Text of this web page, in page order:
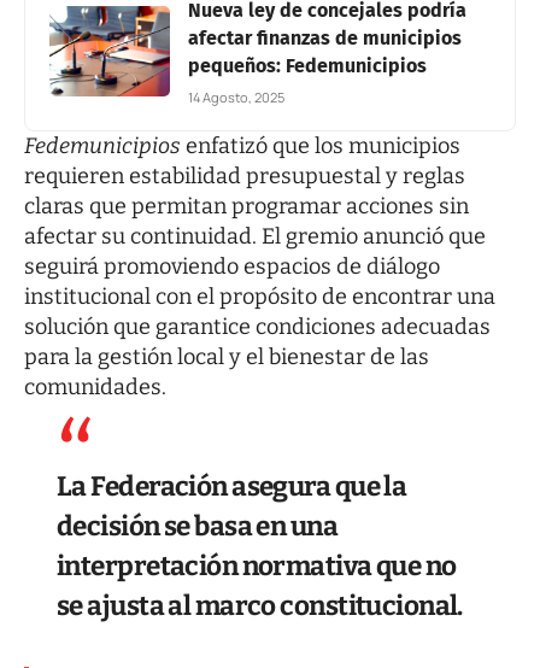
Nueva ley de concejales podría
afectar finanzas de municipios
pequeños: Fedemunicipios
14 Agosto, 2025
Fedemunicipios enfatizó que los municipios
requieren estabilidad presupuestal y reglas
claras que permitan programar acciones sin
afectar su continuidad. El gremio anunció que
seguirá promoviendo espacios de diálogo
institucional con el propósito de encontrar una
solución que garantice condiciones adecuadas
para la gestión local y el bienestar de las
comunidades.
La Federación asegura que la
decisión se basa en una
interpretación normativa que no
se ajusta al marco constitucional.